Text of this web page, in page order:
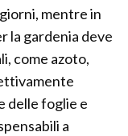
mentre in
la gardenia deve
come azoto,
delle foglie e
a